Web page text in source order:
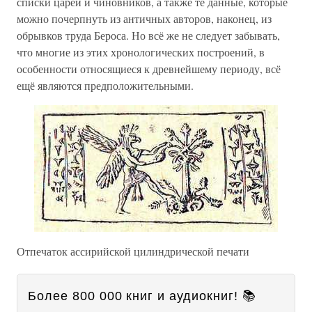
можно почерпнуть из античных авторов, наконец, из
обрывков труда Бероса. Но всё же не следует забывать,
что многие из этих хронологических построений, в
особенности относящиеся к древнейшему периоду, всё
ещё являются предположительными.
Отпечаток ассирийской цилиндрической печати
Более 800 000 книг и аудиокниг! 📚